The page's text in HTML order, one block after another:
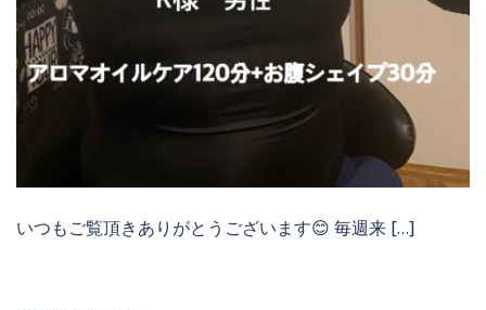
いつもご覧頂きありがとうございます😊 毎週来 […]